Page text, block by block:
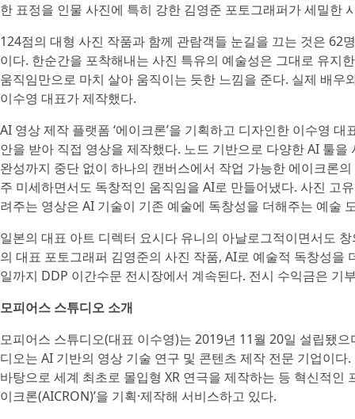
한 표정을 인물 사진에 특히 강한 김영준 포토그래퍼가 세밀한
124점의 대형 사진 작품과 함께 관람객들 눈길을 끄는 것은 62
이다. 한순간을 포착해내는 사진 특유의 예술성은 그대로 유지
움직임만으로 마치 살아 움직이는 듯한 느낌을 준다. 실제 배
이수영 대표가 제작했다.
AI 영상 제작 플랫폼 ‘에이크론’을 기획하고 디자인한 이수영
안을 받아 직접 영상을 제작했다. 노드 기반으로 다양한 AI 툴
완성까지 중단 없이 하나의 캔버스에서 작업 가능한 에이크론
주 미세하면서도 독창적인 움직임을 AI로 만들어냈다. 사진 고
려주는 영상은 AI 기술이 기존 예술에 독창성을 더해주는 예술
일본의 대표 아트 디렉터 요시다 유니의 아날로그적이면서도
의 대표 포토그래퍼 김영준의 사진 작품, AI로 예술적 독창성을
일까지 DDP 이간수문 전시장에서 계속된다. 전시 수익금은 기
모피어스 스튜디오 소개
모피어스 스튜디오(대표 이수영)는 2019년 11월 20일 설립됐
디오는 AI 기반의 영상 기술 연구 및 콘텐츠 제작 전문 기업이
바탕으로 세계 최초로 몰입형 XR 연극을 제작하는 등 혁신적
이크론(AICRON)’을 기획·제작해 서비스하고 있다.